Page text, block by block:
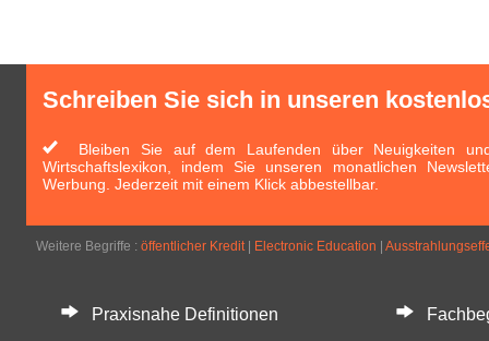
Schreiben Sie sich in unseren
Bleiben Sie auf dem Laufenden über Neuigkeiten
Wirtschaftslexikon, indem Sie unseren monatlichen
Werbung. Jederzeit mit einem Klick abbestellbar.
Weitere Begriffe : öffentlicher Kredit| Electronic Education
Praxisnahe Definitionen